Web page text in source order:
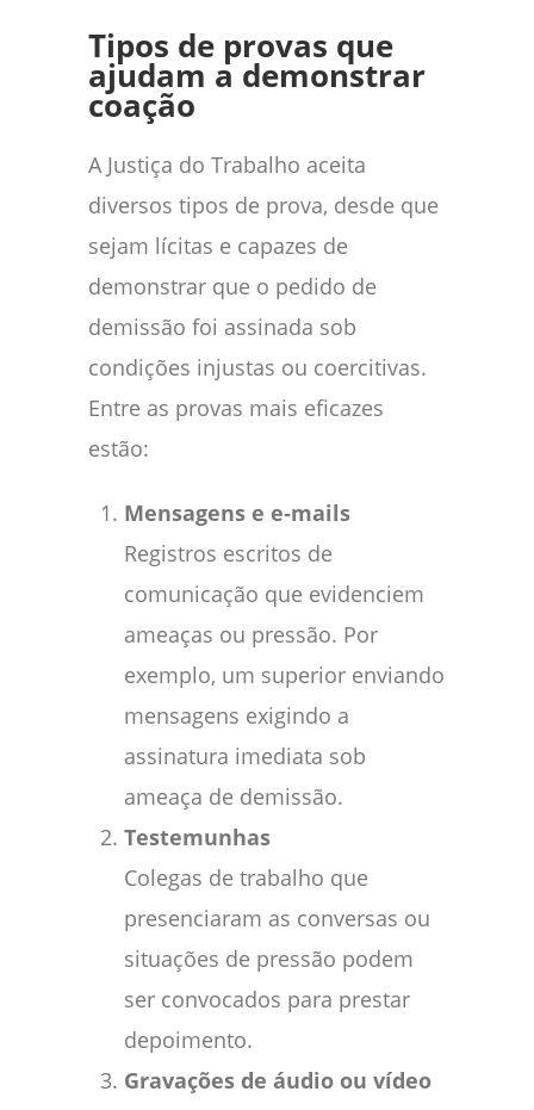
Tipos de provas que
ajudam a demonstrar
coação
A Justiça do Trabalho aceita
diversos tipos de prova, desde que
sejam lícitas e capazes de
demonstrar que o pedido de
demissão foi assinada sob
condições injustas ou coercitivas.
Entre as provas mais eficazes
estão:
Mensagens e e‑mails
Registros escritos de
comunicação que evidenciem
ameaças ou pressão. Por
exemplo, um superior enviando
mensagens exigindo a
assinatura imediata sob
ameaça de demissão.
Testemunhas
Colegas de trabalho que
presenciaram as conversas ou
situações de pressão podem
ser convocados para prestar
depoimento.
Gravações de áudio ou vídeo